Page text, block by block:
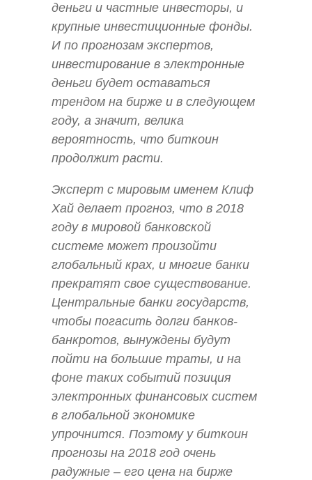
деньги и частные инвесторы, и
крупные инвестиционные фонды.
И по прогнозам экспертов,
инвестирование в электронные
деньги будет оставаться
трендом на бирже и в следующем
году, а значит, велика
вероятность, что биткоин
продолжит расти.
Эксперт с мировым именем Клиф
Хай делает прогноз, что в 2018
году в мировой банковской
системе может произойти
глобальный крах, и многие банки
прекратят свое существование.
Центральные банки государств,
чтобы погасить долги банков-
банкротов, вынуждены будут
пойти на большие траты, и на
фоне таких событий позиция
электронных финансовых систем
в глобальной экономике
упрочнится. Поэтому у биткоин
прогнозы на 2018 год очень
радужные – его цена на бирже